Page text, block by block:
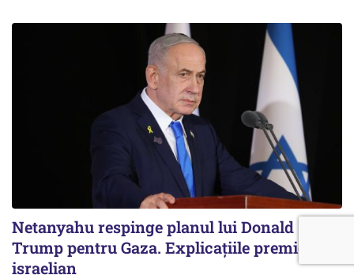
Netanyahu respinge planul lui Donald
Trump pentru Gaza. Explicațiile premierului
israelian